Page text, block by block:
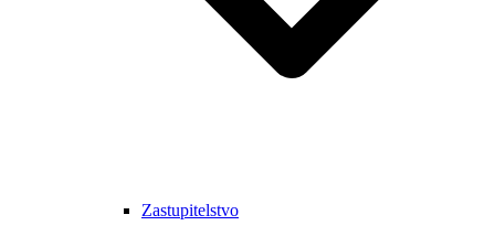
Zastupitelstvo